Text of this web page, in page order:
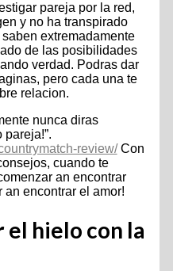
pareja por la red,
y no ha transpirado
extremadamente
de las posibilidades
verdad. Podras dar
pero cada una te
relacion.
nunca diras
review/Con
cuando te
an encontrar
encontrar el amor!
el hielo con la